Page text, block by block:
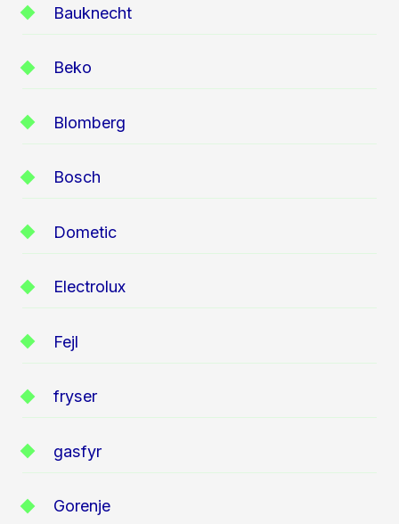
Bauknecht
Beko
Blomberg
Bosch
Dometic
Electrolux
Fejl
fryser
gasfyr
Gorenje